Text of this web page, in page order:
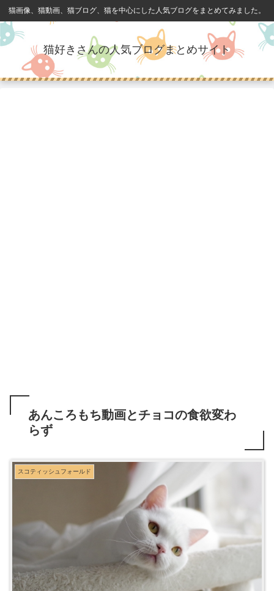
猫画像、猫動画、猫ブログ、猫を中心にした人気ブログをまとめてみました。
猫好きさんの人気ブログまとめサイト
あんころもち動画とチョコの食欲変わ
らず
スコティッシュフォールド